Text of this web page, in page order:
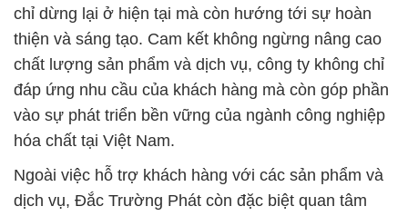
chỉ dừng lại ở hiện tại mà còn hướng tới sự hoàn
thiện và sáng tạo. Cam kết không ngừng nâng cao
chất lượng sản phẩm và dịch vụ, công ty không chỉ
đáp ứng nhu cầu của khách hàng mà còn góp phần
vào sự phát triển bền vững của ngành công nghiệp
hóa chất tại Việt Nam.
Ngoài việc hỗ trợ khách hàng với các sản phẩm và
dịch vụ, Đắc Trường Phát còn đặc biệt quan tâm